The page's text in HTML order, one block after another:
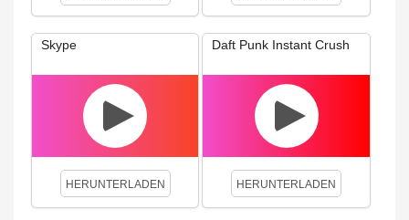
Skype
HERUNTERLADEN
Daft Punk Instant Crush
HERUNTERLADEN